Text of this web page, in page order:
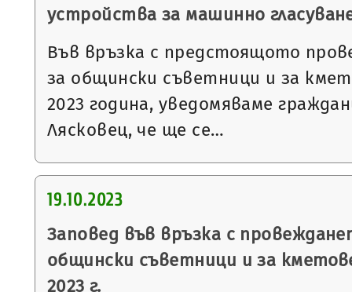
устройства за машинно
Във връзка с предстоящото
за общински съветници и за
2023 година, уведомяваме
Лясковец, че ще се…
19.10.2023
Заповед във връзка с
общински съветници и за
2023 г.